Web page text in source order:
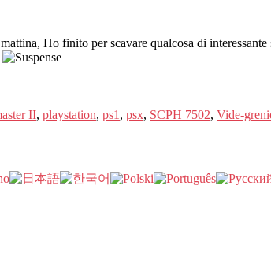
Ho finito per scavare qualcosa di
II, playstation, ps1 , psx, SCPH 7502, Vide-